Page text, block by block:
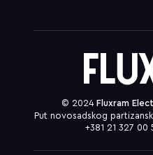
© 2024 Fluxram
Put novosadskog
+381 21 327 00